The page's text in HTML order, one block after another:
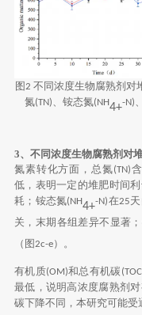
图2 不同浓度生物腐熟剂对
氮(TN)、铵态氮(NH4+-N)
3、不同浓度生物腐熟剂对
氮素转化方面，总氮(TN)
低，表明一定的堆肥时间
耗；铵态氮(NH4+-N)在25
关，末期各组差异不显著
（图2c-e）。
有机质(OM)和总有机碳
最低，说明高浓度腐熟剂
碳下降不同，本研究可能受